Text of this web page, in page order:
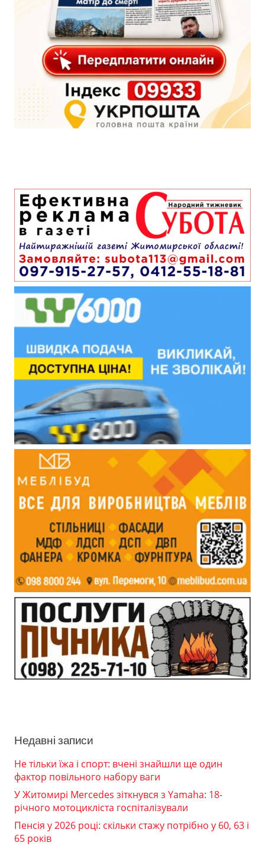
Недавні записи
Не тільки їжа і спорт: вчені знайшли ще один
фактор повільного набору ваги
У Житомирі Mercedes зіткнувся з Yamaha: 18-
річного мотоцикліста госпіталізували
Пенсія у 2026 році: скільки стажу потрібно у 60, 63 і
65 років